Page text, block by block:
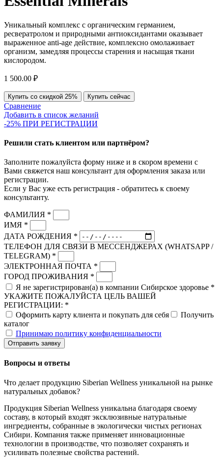
Уникальный комплекс с органическим германием,
ресвератролом и природными антиоксидантами оказывает
выраженное anti-age действие, комплексно омолаживает
организм, замедляя процессы старения и насыщая ткани
кислородом.
1 500.00 ₽
Купить со скидкой 25% Купить сейчас
Сравнение
Добавить в список желаний
-25% ПРИ РЕГИСТРАЦИИ
Решили стать клиентом или партнёром?
Заполните пожалуйста форму ниже и в скором времени с
Вами свяжется наш консультант для оформления заказа или
регистрации.
Если у Вас уже есть регистрация - обратитесь к своему
консультанту.
ФАМИЛИЯ *
ИМЯ *
ДАТА РОЖДЕНИЯ *
ТЕЛЕФОН ДЛЯ СВЯЗИ В МЕССЕНДЖЕРАХ (WHATSAPP /
TELEGRAM) *
ЭЛЕКТРОННАЯ ПОЧТА *
ГОРОД ПРОЖИВАНИЯ *
Я не зарегистрирован(а) в компании Сибирское здоровье *
УКАЖИТЕ ПОЖАЛУЙСТА ЦЕЛЬ ВАШЕЙ
РЕГИСТРАЦИИ: *
Оформить карту клиента и покупать для себя
Получить
каталог
Принимаю политику конфиденциальности
Отправить заявку
Вопросы и ответы
Что делает продукцию Siberian Wellness уникальной на рынке
натуральных добавок?
Продукция Siberian Wellness уникальна благодаря своему
составу, в который входят эксклюзивные натуральные
ингредиенты, собранные в экологически чистых регионах
Сибири. Компания также применяет инновационные
технологии в производстве, что позволяет сохранять и
усиливать полезные свойства растений.